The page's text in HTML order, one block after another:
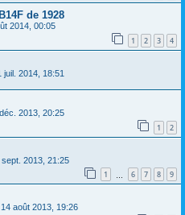
de 1928
2014, 00:05
1 2 3 4
juil. 2014, 18:51
2013, 20:25
1 2
sept. 2013, 21:25
1 6 7 8 9
14 août 2013, 19:26